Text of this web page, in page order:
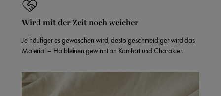
Wird mit der Zeit noch weicher
Je häufiger es gewaschen wird, desto geschmeidiger wird das
Material – Halbleinen gewinnt an Komfort und Charakter.